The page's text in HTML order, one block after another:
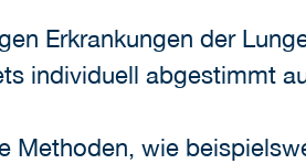
Erkrankungen der
individuell abgestimmt
Methoden, wie